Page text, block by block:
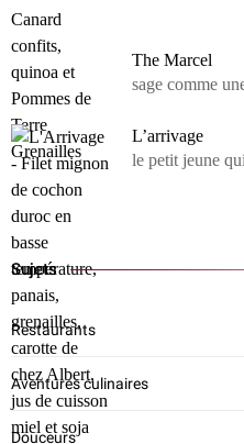
The Marcel
sage comme
L’arrivage
le petit jeune
Sujets
Restaurants
Aventures culinaires
Douceurs